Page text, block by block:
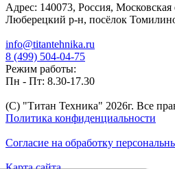
Адрес: 140073, Россия, Московская
Люберецкий р-н, посёлок
info@titantehnika.ru
8 (499) 504-04-75
Режим работы:
Пн - Пт: 8.30-17.30
(C) "Титан Техника" 2026г. Все
Политика конфиденциальности
Согласие на обработку